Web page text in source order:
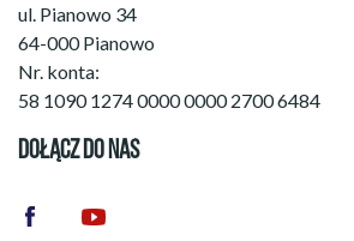
ul. Pianowo 34
64-000 Pianowo
Nr. konta:
58 1090 1274 0000 0000 2700 6484
DOŁĄCZ DO NAS